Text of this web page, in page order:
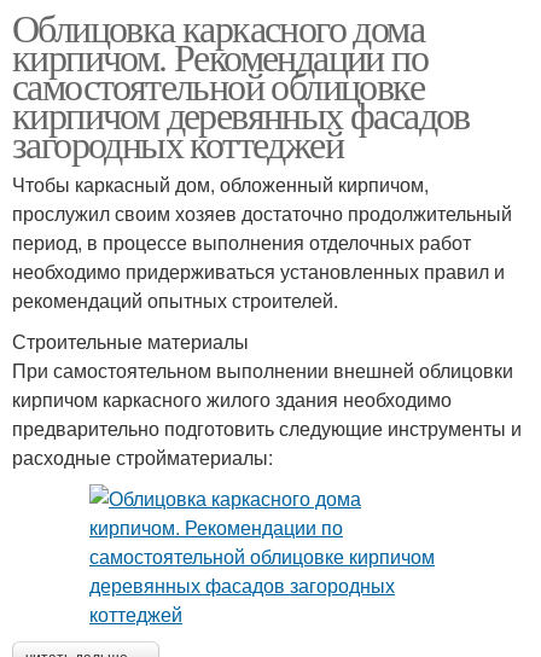
Облицовка каркасного дома
кирпичом. Рекомендации по
самостоятельной облицовке
кирпичом деревянных фасадов
загородных коттеджей
Чтобы каркасный дом, обложенный кирпичом,
прослужил своим хозяев достаточно продолжительный
период, в процессе выполнения отделочных работ
необходимо придерживаться установленных правил и
рекомендаций опытных строителей.
Строительные материалы
При самостоятельном выполнении внешней облицовки
кирпичом каркасного жилого здания необходимо
предварительно подготовить следующие инструменты и
расходные стройматериалы: